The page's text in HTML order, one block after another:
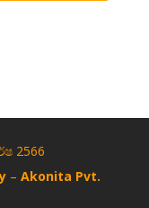
2566
– Akonita Pvt.